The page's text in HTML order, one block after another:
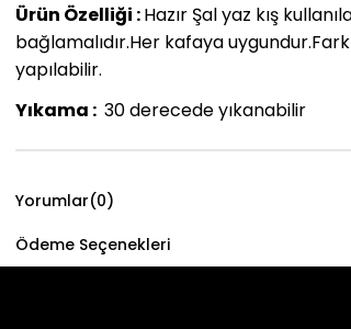
Ürün Özelliği :Hazır Şal yaz kış
bağlamalıdır.Her kafaya
yapılabilir.
Yıkama : 30 derecede yıkanabilir
Yorumlar(0)
Ödeme Seçenekleri